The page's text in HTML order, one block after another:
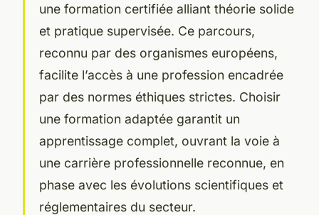
une formation certifiée alliant théorie solide
et pratique supervisée. Ce parcours,
reconnu par des organismes européens,
facilite l’accès à une profession encadrée
par des normes éthiques strictes. Choisir
une formation adaptée garantit un
apprentissage complet, ouvrant la voie à
une carrière professionnelle reconnue, en
phase avec les évolutions scientifiques et
réglementaires du secteur.